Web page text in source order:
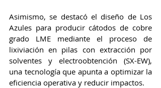
Asimismo, se destacó el diseño de Los
Azules para producir cátodos de cobre
grado LME mediante el proceso de
lixiviación en pilas con extracción por
solventes y electroobtención (SX-EW),
una tecnología que apunta a optimizar la
eficiencia operativa y reducir impactos.